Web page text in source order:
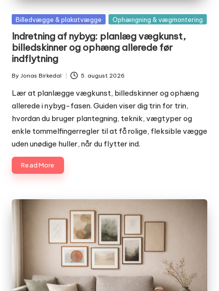
Posted
Billedvægge & plakatvægge Ophængning & vægmontering
Indretning af nybyg: planlæg vægkunst,
billedskinner og ophæng allerede før
indflytning
Posted
by
By Jonas Birkedal 5. august 2026
Lær at planlægge vægkunst, billedskinner og ophæng
allerede i nybyg-fasen. Guiden viser dig trin for trin,
hvordan du bruger plantegning, teknik, vægtyper og
enkle tommelfingerregler til at få rolige, fleksible vægge
uden unødige huller, når du flytter ind.
Read More